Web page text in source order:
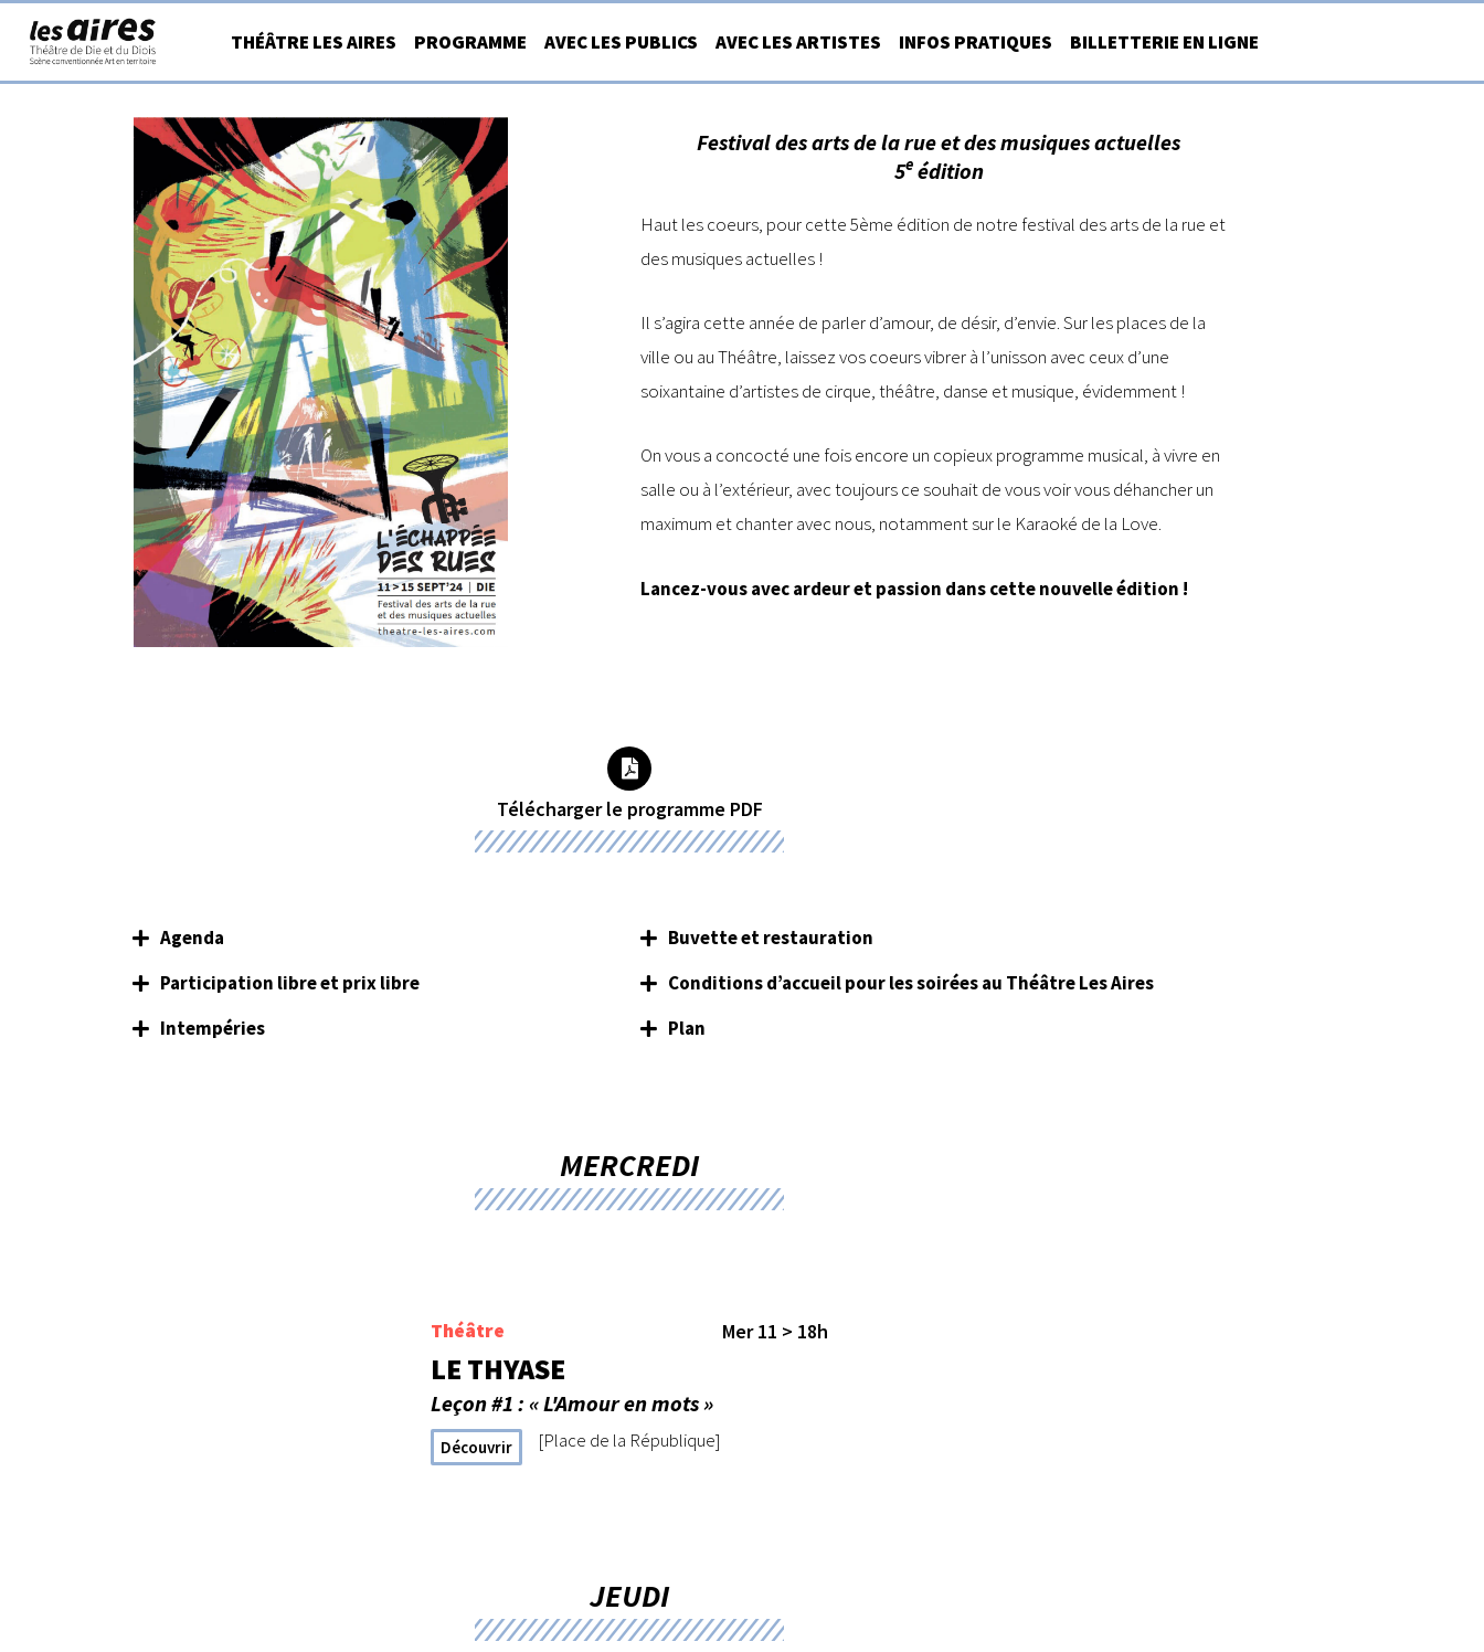
contenu
THÉÂTRE LES AIRES PROGRAMME AVEC LES PUBLICS AVEC LES ARTISTES INFOS PRATIQUES BILLETTERIE EN LIGNE
Festival des arts de la rue et des musiques actuelles
5eédition
Haut les coeurs, pour cette 5ème édition de notre festival des arts de la rue et
des musiques actuelles !
Il s’agira cette année de parler d’amour, de désir, d’envie. Sur les places de la
ville ou au Théâtre, laissez vos coeurs vibrer à l’unisson avec ceux d’une
soixantaine d’artistes de cirque, théâtre, danse et musique, évidemment !
On vous a concocté une fois encore un copieux programme musical, à vivre en
salle ou à l’extérieur, avec toujours ce souhait de vous voir vous déhancher un
maximum et chanter avec nous, notamment sur le Karaoké de la Love.
Lancez-vous avec ardeur et passion dans cette nouvelle édition !
Télécharger le programme PDF
Agenda
Participation libre et prix libre
Intempéries
Buvette et restauration
Conditions d’accueil pour les soirées au Théâtre Les Aires
Plan
MERCREDI
Théâtre Mer 11 > 18h
LE THYASE
Leçon #1 : « L'Amour en mots »
Découvrir [Place de la République]
JEUDI